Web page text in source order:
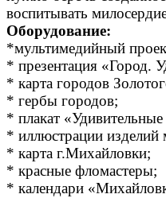
воспитывать
Оборудование:
*мультимедийный
* презентация «Город.
* карта городов
* гербы городов;
* плакат
* иллюстрации изделий
* карта г.Михайловки;
* красные фломастеры;
* календари